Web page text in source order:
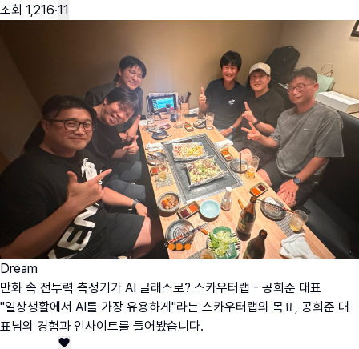
조회 1,216·11
Dream
만화 속 전투력 측정기가 AI 글래스로? 스카우터랩 - 공희준 대표
"일상생활에서 AI를 가장 유용하게"라는 스카우터랩의 목표, 공희준 대
표님의 경험과 인사이트를 들어봤습니다.